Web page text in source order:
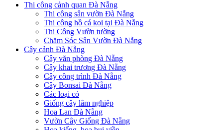
Thi công cảnh quan Đà Nẵng
Thi công sân vườn Đà Nẵng
Thi công hồ cá koi tại Đà Nẵng
Thi Công Vườn tường
Chăm Sóc Sân Vườn Đà Nẵng
Cây cảnh Đà Nẵng
Cây văn phòng Đà Nẵng
Cây khai trương Đà Nẵng
Cây công trình Đà Nẵng
Cây Bonsai Đà Nẵng
Các loại cỏ
Giống cây lâm nghiệp
Hoa Lan Đà Nẵng
Vườn Cây Giống Đà Nẵng